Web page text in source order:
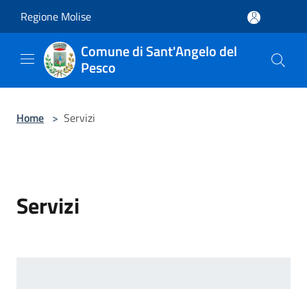
Regione Molise
Comune di Sant'Angelo del
Pesco
Home > Servizi
Servizi